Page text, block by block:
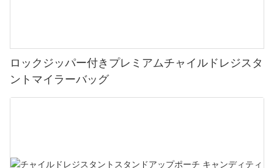
ロックジッパー付きプレミアムチャイルドレジスタ
ントマイラーバッグ